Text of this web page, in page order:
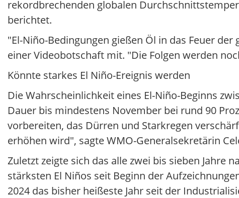
rekordbrechenden globalen
berichtet.
"El-Niño-Bedingungen gießen Öl in das Feuer
einer Videobotschaft mit. "Die Folgen werden
Könnte starkes El Niño-Ereignis werden
Die Wahrscheinlichkeit eines El-Niño-Beginns
Dauer bis mindestens November bei rund 90
vorbereiten, das Dürren und Starkregen
erhöhen wird", sagte WMO-Generalsekretärin
Zuletzt zeigte sich das alle zwei bis sieben
stärksten El Niños seit Beginn der
2024 das bisher heißeste Jahr seit der